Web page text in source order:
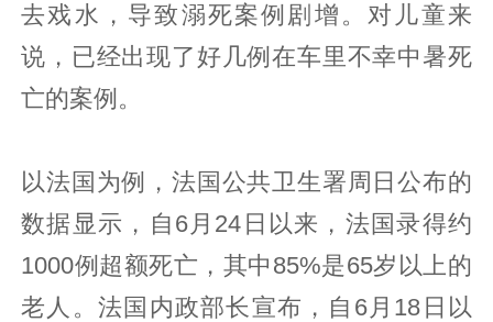
去戏水，导致溺死案例剧增。对儿童来
说，已经出现了好几例在车里不幸中暑死
亡的案例。
以法国为例，法国公共卫生署周日公布的
数据显示，自6月24日以来，法国录得约
1000例超额死亡，其中85%是65岁以上的
老人。法国内政部长宣布，自6月18日以